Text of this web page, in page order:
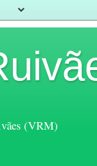
(VRM)